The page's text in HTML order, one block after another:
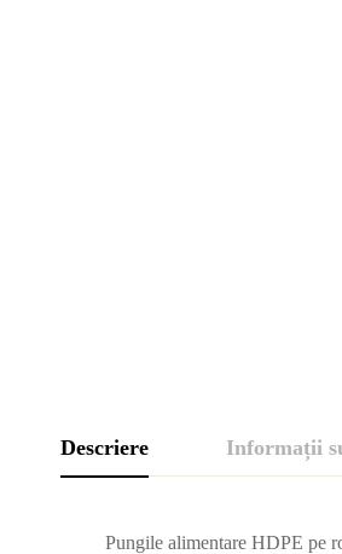
Descriere Informații
Pungile alimentare HDPE pe